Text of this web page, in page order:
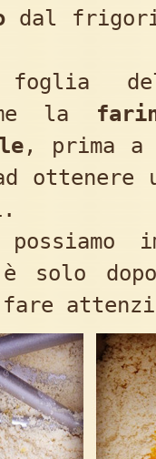
dal
la
, prima a
ottenere
è solo
fare